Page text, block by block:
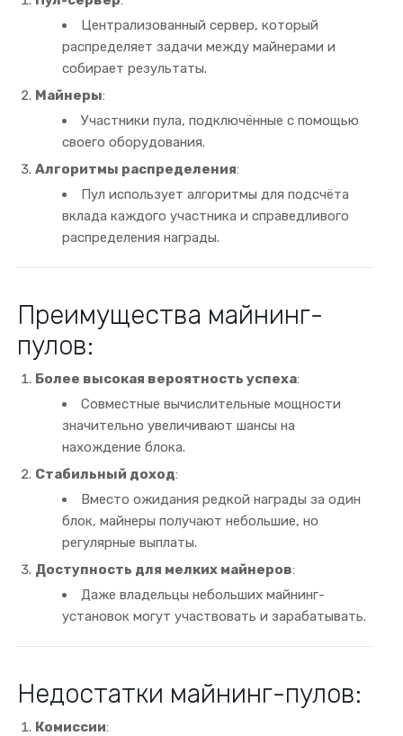
Централизованный сервер, который
распределяет задачи между майнерами и
собирает результаты.
Майнеры:
Участники пула, подключённые с помощью
своего оборудования.
Алгоритмы распределения:
Пул использует алгоритмы для подсчёта
вклада каждого участника и справедливого
распределения награды.
Преимущества майнинг-
пулов:
Более высокая вероятность успеха:
Совместные вычислительные мощности
значительно увеличивают шансы на
нахождение блока.
Стабильный доход:
Вместо ожидания редкой награды за один
блок, майнеры получают небольшие, но
регулярные выплаты.
Доступность для мелких майнеров:
Даже владельцы небольших майнинг-
установок могут участвовать и зарабатывать.
Недостатки майнинг-пулов:
Комиссии: